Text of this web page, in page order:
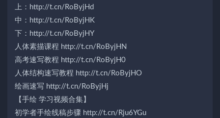
上：http://t.cn/RoByjHd
中：http://t.cn/RoByjHK
下：http://t.cn/RoByjHY
人体素描课程 http://t.cn/RoByjHN
高考速写教程 http://t.cn/RoByjH0
人体结构速写教程 http://t.cn/RoByjHO
绘画速写 http://t.cn/RoByjHj
【手绘 学习视频合集】
初学者手绘线稿步骤 http://t.cn/Rju6YGu